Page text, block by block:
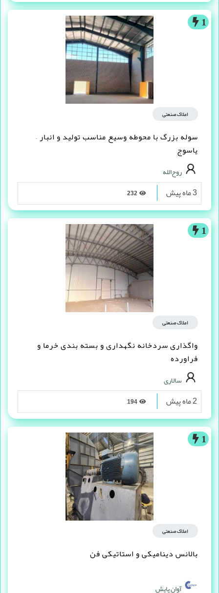
1
املاک صنعتی
سوله بزرگ با محوطه وسیع مناسب تولید و انبار –
یاسوج
روح‌الله
3 ماه پیش
1
املاک صنعتی
واگذاری سردخانه نگهداری و بسته بندی خرما و
فراورده
سالاری
2 ماه پیش
1
املاک صنعتی
بالانس دینامیکی و استاتیکی فن
آوان پایش